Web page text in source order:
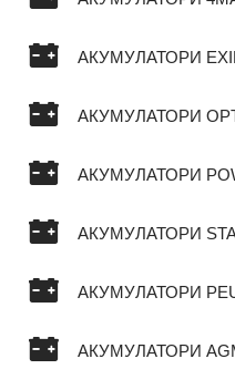
АКУМУЛАТОРИ
АКУМУЛАТОРИ
АКУМУЛАТОРИ
АКУМУЛАТОРИ
АКУМУЛАТОРИ
АКУМУЛАТОРИ